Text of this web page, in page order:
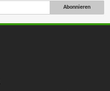
Abonnieren